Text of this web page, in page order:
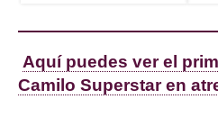
Aquí puedes ver el
Camilo Superstar en